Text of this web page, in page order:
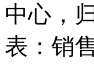
中心，
表：销